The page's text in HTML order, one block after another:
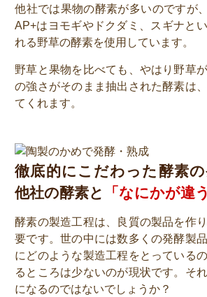
他社では果物の酵素が多いのですが
AP+はヨモギやドクダミ、スギナと
れる野草の酵素を使用しています。
野草と果物を比べても、やはり野草
の強さがそのまま抽出された酵素は
てくれます。
徹底的にこだわった酵素の
他社の酵素と
「なにかが違
酵素の製造工程は、良質の製品を作
要です。世の中には数多くの発酵製
にどのような製造工程をとっている
るところは少ないのが現状です。そ
になるのではないでしょうか？